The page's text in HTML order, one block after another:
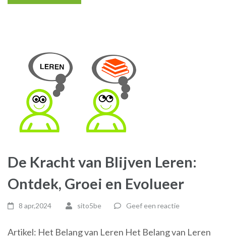
De Kracht van Blijven Leren:
Ontdek, Groei en Evolueer
8 apr,2024 sito5be Geef een reactie
Artikel: Het Belang van Leren Het Belang van Leren